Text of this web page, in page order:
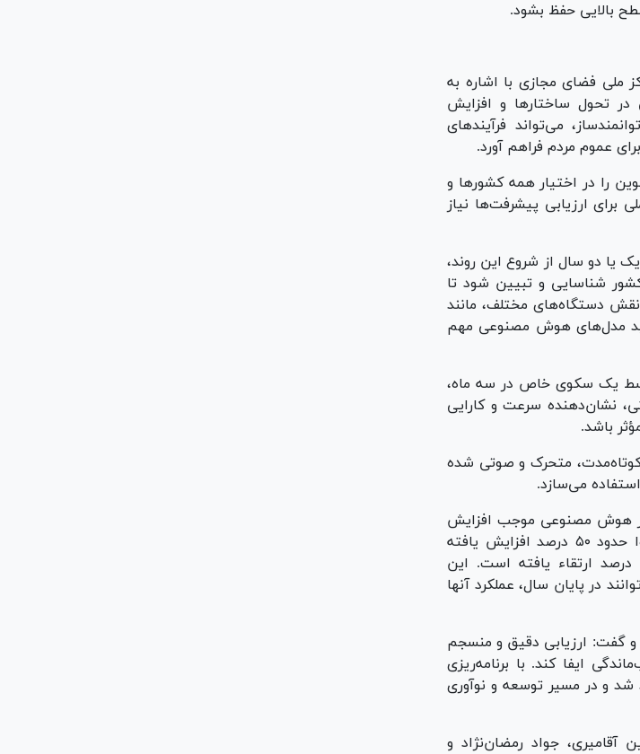
بالایی حفظ بشود.
ملی فضای مجازی با اشاره به
تحول ساختار‌ها و افزایش
می‌تواند فرآیند‌های
عموم مردم فراهم آورد.
را در اختیار همه کشور‌ها و
برای ارزیابی پیشرفت‌ها نیاز
دو سال از شروع این روند،
شناسایی و تبیین شود تا
دستگاه‌های مختلف، مانند
مدل‌های هوش مصنوعی مهم
یک سکوی خاص در سه ماه،
نشان‌دهنده سرعت و کارایی
باشد.
کوتاه‌مدت، متحرک و صوتی شده
می‌سازد.
از هوش مصنوعی موجب افزایش
بهره‌وری شده است؛ به طوری که، به عنوان نمونه، بهره‌وری در تولید محتوا حدود ۵۰ درصد افزایش یافته
است، هزینه‌ها حدود ۳۵ درصد کاهش یافته و جذابیت محتوا حدود ۲۹ درصد ارتقاء یافته است. این
در پایان سال، عملکرد آنها
و گفت: ارزیابی دقیق و منسجم
ایفا کند. با برنامه‌ریزی
و در مسیر توسعه و نوآوری
جواد رمضان‌نژاد و